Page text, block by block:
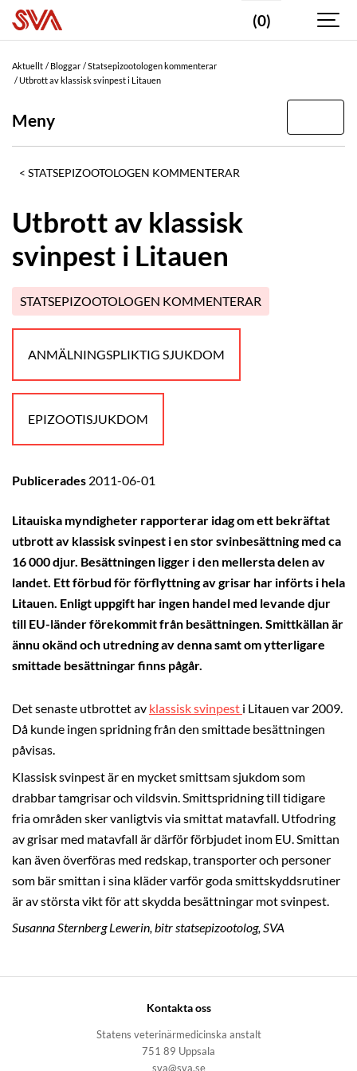
(0)
Aktuellt Bloggar
Statsepizootologen kommenterar
Utbrott av klassisk svinpest i Litauen
Meny
STATSEPIZOOTOLOGEN KOMMENTERAR
Utbrott av klassisk
svinpest i Litauen
STATSEPIZOOTOLOGEN KOMMENTERAR
ANMÄLNINGSPLIKTIG SJUKDOM
EPIZOOTISJUKDOM
Publicerades 2011-06-01
Litauiska myndigheter rapporterar idag om ett bekräftat
utbrott av klassisk svinpest i en stor svinbesättning med ca
16 000 djur. Besättningen ligger i den mellersta delen av
landet. Ett förbud för förflyttning av grisar har införts i hela
Litauen. Enligt uppgift har ingen handel med levande djur
till EU-länder förekommit från besättningen. Smittkällan är
ännu okänd och utredning av denna samt om ytterligare
smittade besättningar finns pågår.
Det senaste utbrottet av klassisk svinpest i Litauen var 2009.
Då kunde ingen spridning från den smittade besättningen
påvisas.
Klassisk svinpest är en mycket smittsam sjukdom som
drabbar tamgrisar och vildsvin. Smittspridning till tidigare
fria områden sker vanligtvis via smittat matavfall. Utfodring
av grisar med matavfall är därför förbjudet inom EU. Smittan
kan även överföras med redskap, transporter och personer
som bär smittan i sina kläder varför goda smittskyddsrutiner
är av största vikt för att skydda besättningar mot svinpest.
Susanna Sternberg Lewerin, bitr statsepizootolog, SVA
Kontakta oss
Statens veterinärmedicinska anstalt
751 89 Uppsala
sva@sva.se